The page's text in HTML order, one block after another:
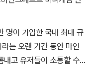
왔던 RPG를 마인크래
명이 가입한 국내 최대 규
는 오랜 기간 동안 마인
내고 유저들이 소통할 수